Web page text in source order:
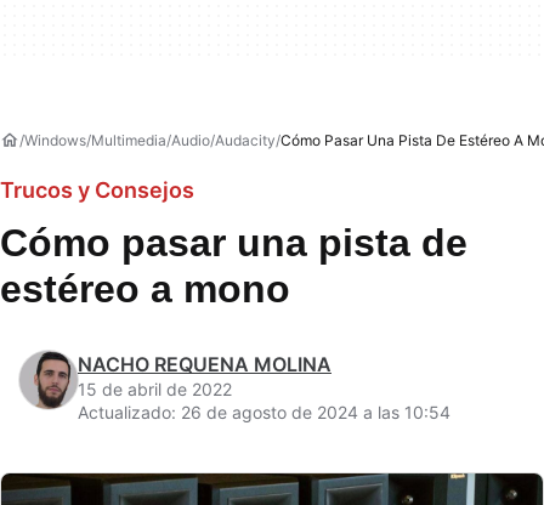
Windows Multimedia Audio Audacity Cómo Pasar Una Pista De Estéreo A
Trucos y Consejos
Cómo pasar una pista de
estéreo a mono
NACHO REQUENA MOLINA
15 de abril de 2022
Actualizado: 26 de agosto de 2024 a las 10:54